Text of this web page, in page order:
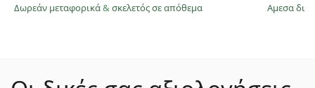
Δωρεάν μεταφορικά& σκελετός σε απόθεμα άμεσα